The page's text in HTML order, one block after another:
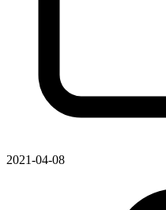
2021-04-08